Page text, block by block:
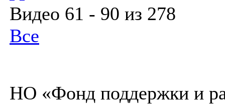
Видео 61 - 90 из 278
Все
НО «Фонд поддержки и